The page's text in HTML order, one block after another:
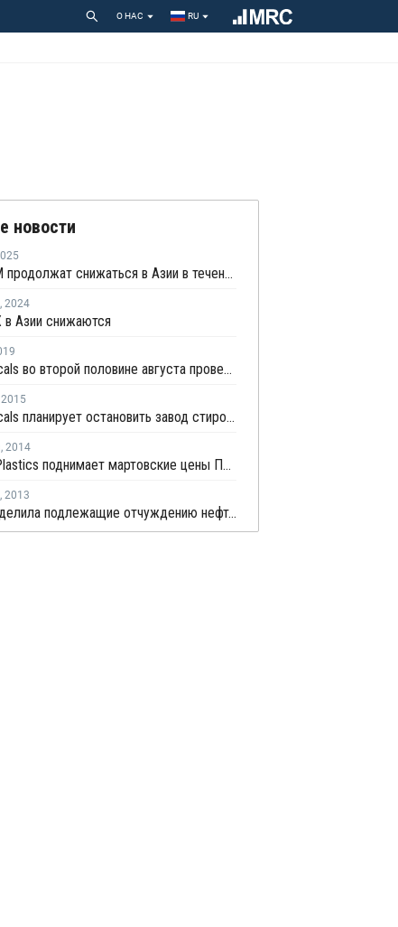
О НАС RU
новости
Цены ВХМ продолжат снижаться в Азии в течение марта
, 2024
Азии снижаются
SP Chemicals во второй половине августа проведет плановый ремонт на заводе каустика в Цзянсу
2015
SP Chemicals планирует остановить завод стирола в Китае на профилактику
, 2014
Formosa Plastics поднимает мартовские цены ПВХ
, 2013
Dow определила подлежащие отчуждению нефтехимические предприятия